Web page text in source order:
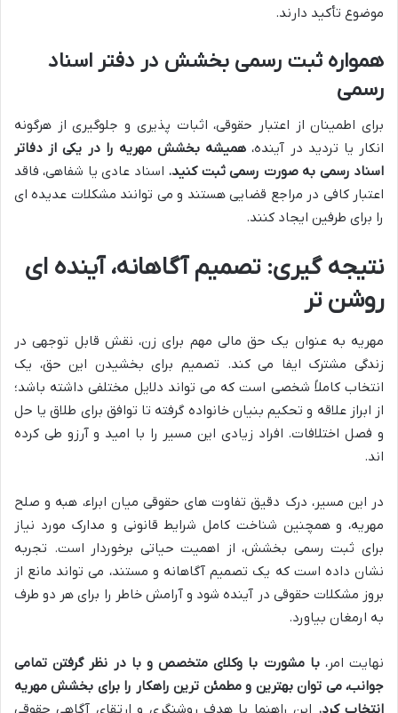
موضوع تأکید دارند.
همواره ثبت رسمی بخشش در دفتر اسناد
رسمی
برای اطمینان از اعتبار حقوقی، اثبات پذیری و جلوگیری از هرگونه
انکار یا تردید در آینده، همیشه بخشش مهریه را در یکی از دفاتر
اسناد رسمی به صورت رسمی ثبت کنید. اسناد عادی یا شفاهی، فاقد
اعتبار کافی در مراجع قضایی هستند و می توانند مشکلات عدیده ای
را برای طرفین ایجاد کنند.
نتیجه گیری: تصمیم آگاهانه، آینده ای
روشن تر
مهریه به عنوان یک حق مالی مهم برای زن، نقش قابل توجهی در
زندگی مشترک ایفا می کند. تصمیم برای بخشیدن این حق، یک
انتخاب کاملاً شخصی است که می تواند دلایل مختلفی داشته باشد؛
از ابراز علاقه و تحکیم بنیان خانواده گرفته تا توافق برای طلاق یا حل
و فصل اختلافات. افراد زیادی این مسیر را با امید و آرزو طی کرده
اند.
در این مسیر، درک دقیق تفاوت های حقوقی میان ابراء، هبه و صلح
مهریه، و همچنین شناخت کامل شرایط قانونی و مدارک مورد نیاز
برای ثبت رسمی بخشش، از اهمیت حیاتی برخوردار است. تجربه
نشان داده است که یک تصمیم آگاهانه و مستند، می تواند مانع از
بروز مشکلات حقوقی در آینده شود و آرامش خاطر را برای هر دو طرف
به ارمغان بیاورد.
نهایت امر،با مشورت با وکلای متخصص و با در نظر گرفتن تمامی
جوانب، می توان بهترین و مطمئن ترین راهکار را برای بخشش مهریه
انتخاب کرد. این راهنما با هدف روشنگری و ارتقای آگاهی حقوقی